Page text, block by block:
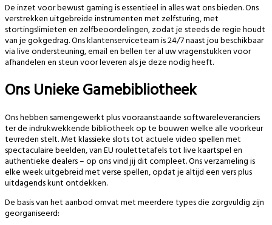
De inzet voor bewust gaming is essentieel in alles wat ons bieden. Ons
verstrekken uitgebreide instrumenten met zelfsturing, met
stortingslimieten en zelfbeoordelingen, zodat je steeds de regie houdt
van je gokgedrag. Ons klantenserviceteam is 24/7 naast jou beschikbaar
via live ondersteuning, email en bellen ter al uw vragenstukken voor
afhandelen en steun voor leveren als je deze nodig heeft.
Ons Unieke Gamebibliotheek
Ons hebben samengewerkt plus vooraanstaande softwareleveranciers
ter de indrukwekkende bibliotheek op te bouwen welke alle voorkeur
tevreden stelt. Met klassieke slots tot actuele video spellen met
spectaculaire beelden, van EU roulettetafels tot live kaartspel en
authentieke dealers – op ons vind jij dit compleet. Ons verzameling is
elke week uitgebreid met verse spellen, opdat je altijd een vers plus
uitdagends kunt ontdekken.
De basis van het aanbod omvat met meerdere types die zorgvuldig zijn
georganiseerd: